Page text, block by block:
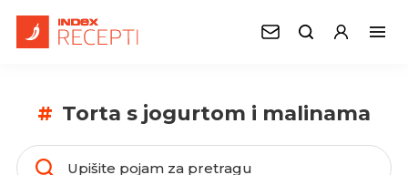
# Torta s jogurtom i malinama